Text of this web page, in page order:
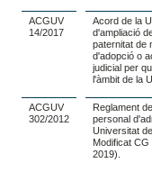
ACGUV
14/2017
Acord de la
d'ampliació
paternitat de
d'adopció o
judicial per
l'àmbit de la
ACGUV
302/2012
Reglament
personal
Universitat
Modificat
2019).